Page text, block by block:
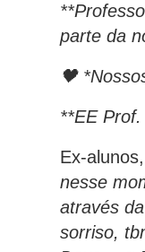
parte da
🖤
**EE
Ex-
nesse
através
sorriso,